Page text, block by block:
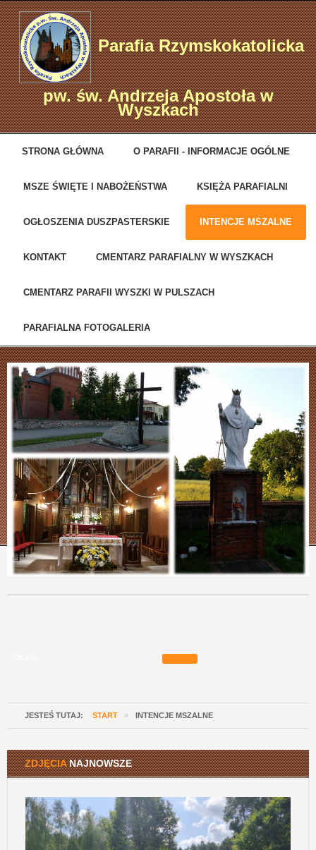
Parafia Rzymskokatolicka
pw. św. Andrzeja Apostoła w
Wyszkach
STRONA GŁÓWNA O PARAFII - INFORMACJE OGÓLNE
MSZE ŚWIĘTE I NABOŻEŃSTWA KSIĘŻA PARAFIALNI
OGŁOSZENIA DUSZPASTERSKIE INTENCJE MSZALNE
KONTAKT CMENTARZ PARAFIALNY W WYSZKACH
CMENTARZ PARAFII WYSZKI W PULSZACH
PARAFIALNA FOTOGALERIA
JESTEŚ TUTAJ: START » INTENCJE MSZALNE
ZDJĘCIANAJNOWSZE